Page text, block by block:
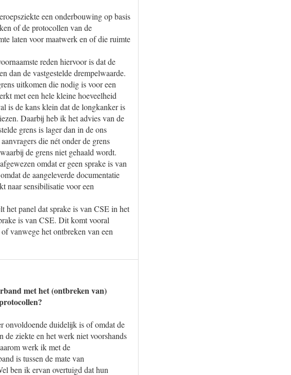
een onderbouwing op basis
of de protocollen van de
laten voor maatwerk en of die ruimte
reden hiervoor is dat de
dan de vastgestelde drempelwaarde.
uitkomen die nodig is voor een
met een hele kleine hoeveelheid
is de kans klein dat de longkanker is
Daarbij heb ik het advies van de
grens is lager dan in de ons
die nét onder de grens
de grens niet gehaald wordt.
omdat er geen sprake is van
de aangeleverde documentatie
naar sensibilisatie voor een
het panel dat sprake is van CSE in het
is van CSE. Dit komt vooral
vanwege het ontbreken van een
met het (ontbreken van)
onvoldoende duidelijk is of omdat de
de ziekte en het werk niet voorshands
werk ik met de
is tussen de mate van
ben ik ervan overtuigd dat hun